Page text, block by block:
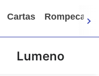
Cartas
Lumeno